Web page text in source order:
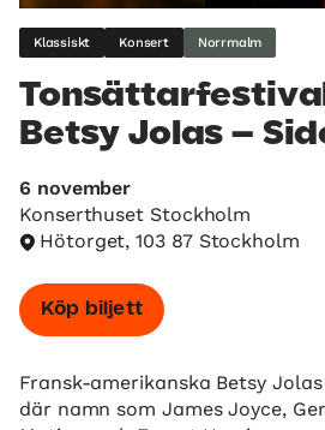
Klassiskt Konsert Norrmalm
Betsy Jolas –
6 november
Konserthuset Stockholm
Hötorget, 103 87 Stockholm
Köp biljett
Fransk-amerikanska Betsy
där namn som James Joyce,